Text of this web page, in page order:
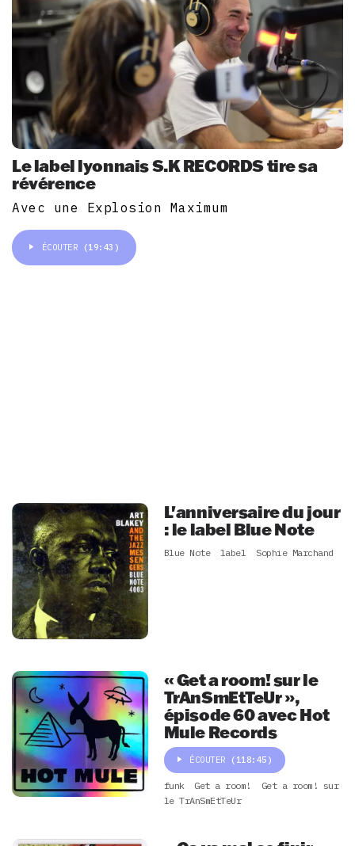
Le label lyonnais S.K RECORDS tire sa
révérence
Avec une Explosion Maximum
ÉCOUTER (19:43)
L'anniversaire du jour
: le label Blue Note
Blue Note label Sophie Marchand
« Get a room! sur le
TrAnSmEtTeUr »,
épisode 60 avec Hot
Mule Records
ÉCOUTER (118:45)
funk Get a room!
Get a room! sur
le TrAnSmEtTeUr